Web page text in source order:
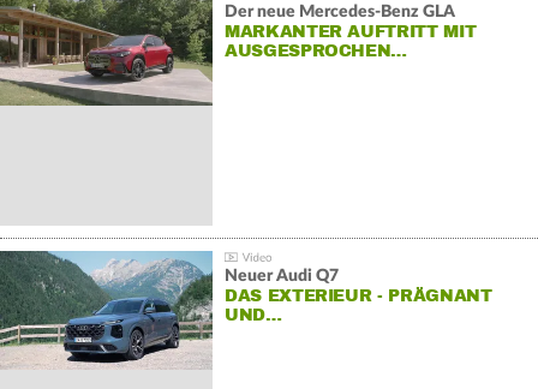
Der neue Mercedes-Benz GLA
MARKANTER AUFTRITT MIT
AUSGESPROCHEN…
Neuer Audi Q7
DAS EXTERIEUR - PRÄGNANT
UND…